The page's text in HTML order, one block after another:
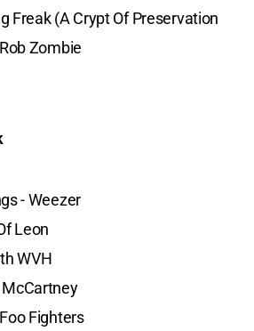
Freak (A Crypt Of Preservation
Zombie
- Weezer
Leon
WVH
McCartney
Fighters